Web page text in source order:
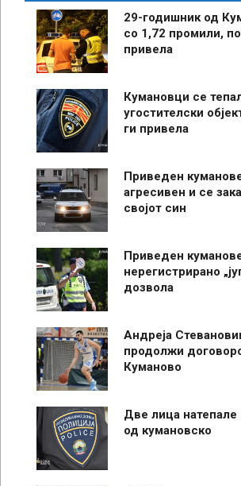
29-годишник од
со 1,72 промили,
привела
Кумановци се
угостителски
ги привела
Приведен
агресивен и се
својот син
Приведен
нерегистрирано
дозвола
Андреја
продолжи
Куманово
Две лица
од кумановско